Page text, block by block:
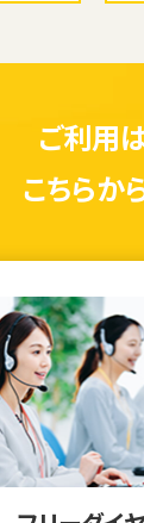
ご利用
こちらか